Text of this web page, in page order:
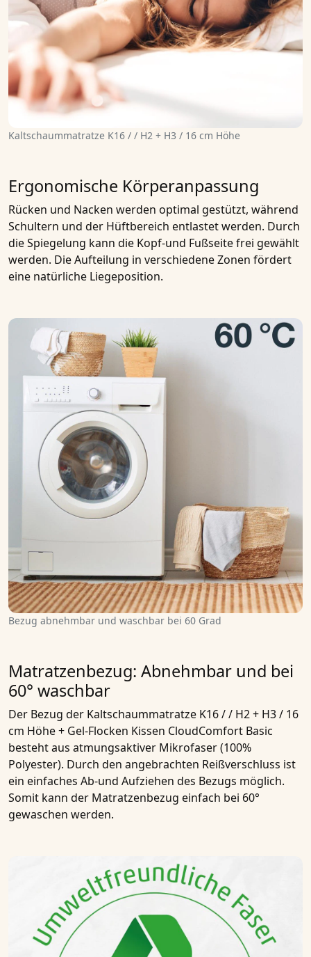
Kaltschaummatratze K16 / / H2 + H3 / 16 cm Höhe
Ergonomische Körperanpassung
Rücken und Nacken werden optimal gestützt, während
Schultern und der Hüftbereich entlastet werden. Durch
die Spiegelung kann die Kopf-und Fußseite frei gewählt
werden. Die Aufteilung in verschiedene Zonen fördert
eine natürliche Liegeposition.
Bezug abnehmbar und waschbar bei 60 Grad
Matratzenbezug: Abnehmbar und bei
60° waschbar
Der Bezug der Kaltschaummatratze K16 / / H2 + H3 / 16
cm Höhe + Gel-Flocken Kissen CloudComfort Basic
besteht aus atmungsaktiver Mikrofaser(100%
Polyester). Durch den angebrachten Reißverschluss ist
ein einfaches Ab-und Aufziehen des Bezugs möglich.
Somit kann der Matratzenbezug einfach bei 60°
gewaschen werden.